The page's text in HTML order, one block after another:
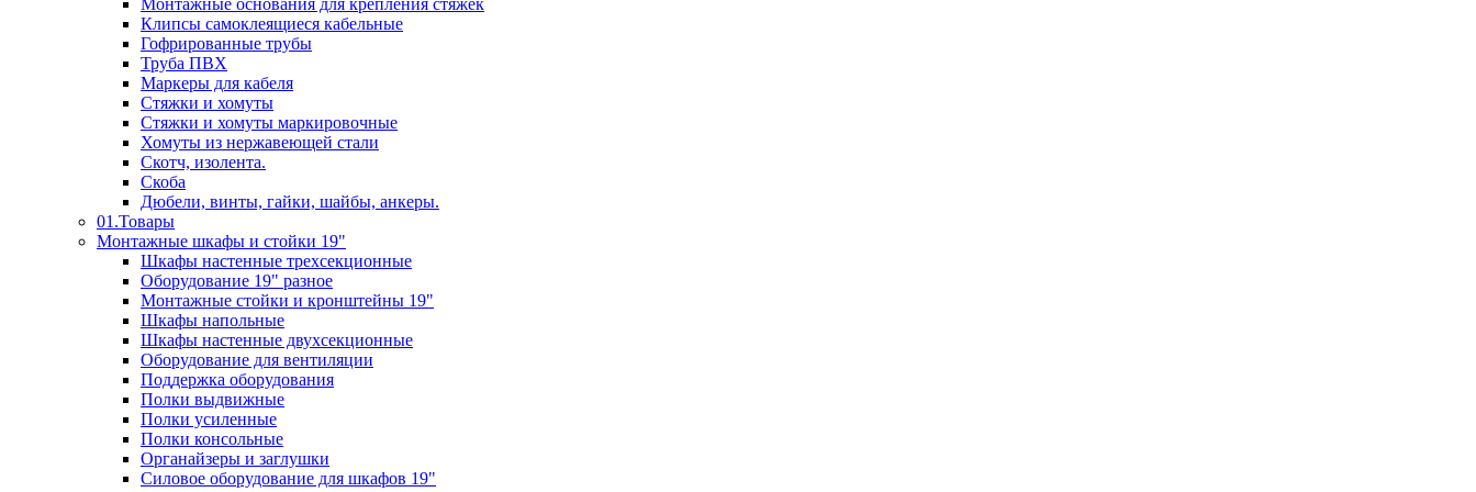
Монтажные основания для крепления стяжек
Клипсы самоклеящиеся кабельные
Гофрированные трубы
Труба ПВХ
Маркеры для кабеля
Стяжки и хомуты
Стяжки и хомуты маркировочные
Хомуты из нержавеющей стали
Скотч, изолента.
Скоба
Дюбели, винты, гайки, шайбы, анкеры.
01.Товары
Монтажные шкафы и стойки 19"
Шкафы настенные трехсекционные
Оборудование 19" разное
Монтажные стойки и кронштейны 19"
Шкафы напольные
Шкафы настенные двухсекционные
Оборудование для вентиляции
Поддержка оборудования
Полки выдвижные
Полки усиленные
Полки консольные
Органайзеры и заглушки
Силовое оборудование для шкафов 19"